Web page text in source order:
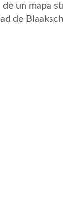
un mapa
de